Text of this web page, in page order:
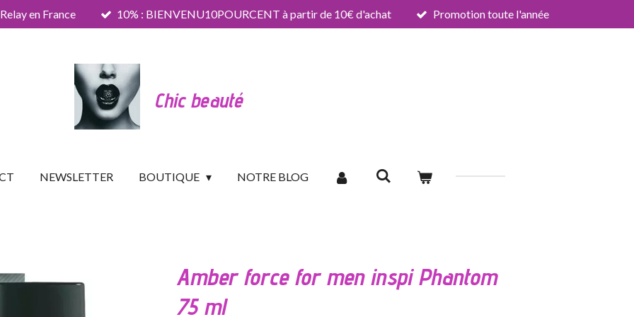
en France 10% : BIENVENU10POURCENT à partir de 10€ d'achat Promotion toute l'année
Chic beauté
NEWSLETTER BOUTIQUE NOTRE BLOG
Amber force for men inspi Phantom
75 ml